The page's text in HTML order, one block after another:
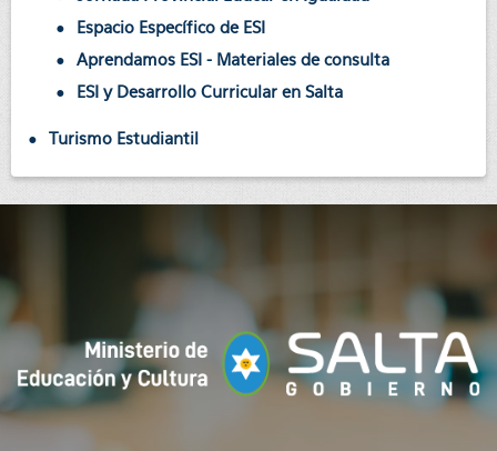
Espacio Específico de ESI
Aprendamos ESI - Materiales de consulta
ESI y Desarrollo Curricular en Salta
Turismo Estudiantil